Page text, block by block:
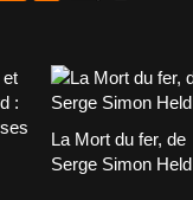
La Mort du fer, de
Serge Simon Held